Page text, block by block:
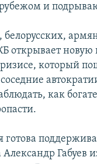
и
открывает новую
который
как
Александр